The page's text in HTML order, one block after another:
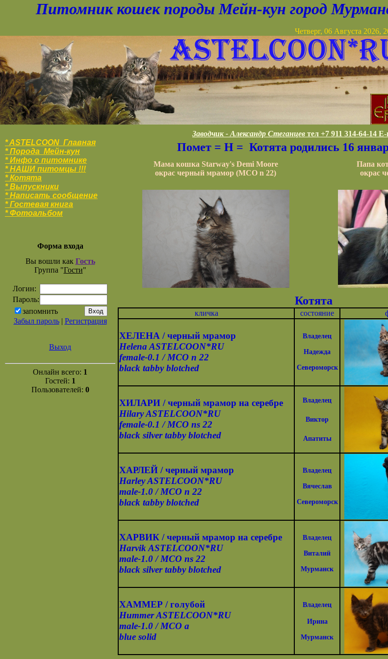
Питомник кошек породы Мейн-кун город
Четверг, 06 Августа 2026,
Заводчик - Александр Стеганцев тел +7 911 314-64-14
* ASTELCOON Главная
* Порода Мейн-кун
* Инфо о питомнике
* НАШИ питомцы !!!
* Котята
* Выпускники
* Написать сообщение
* Гостевая книга
* Фотоальбом
Форма входа
Вы вошли как Гость
Группа "Гости"
Логин:
Пароль:
запомнить
Забыл пароль| Регистрация
Выход
Онлайн всего: 1
Гостей: 1
Пользователей: 0
Помет = H = Котята родились 16
Мама кошка Starway's Demi Moore
окрас черный мрамор (MCO n 22)
Папа
окрас
Котята
кличка состояние
ХЕЛЕНА / черный мрамор
Helena ASTELCOON*RU
female-0.1 / MCO n 22
black tabby blotched
Владелец
Надежда
Североморск
ХИЛАРИ / черный мрамор на серебре
Hilary ASTELCOON*RU
female-0.1 / MCO ns 22
black silver tabby blotched
Владелец
Виктор
Апатиты
ХАРЛЕЙ / черный мрамор
Harley ASTELCOON*RU
male-1.0 / MCO n 22
black tabby blotched
Владелец
Вячеслав
Североморск
ХАРВИК / черный мрамор на серебре
Harvik ASTELCOON*RU
male-1.0 / MCO ns 22
black silver tabby blotched
Владелец
Виталий
Мурманск
ХАММЕР / голубой
Hummer ASTELCOON*RU
male-1.0 / MCO а
blue solid
Владелец
Ирина
Мурманск